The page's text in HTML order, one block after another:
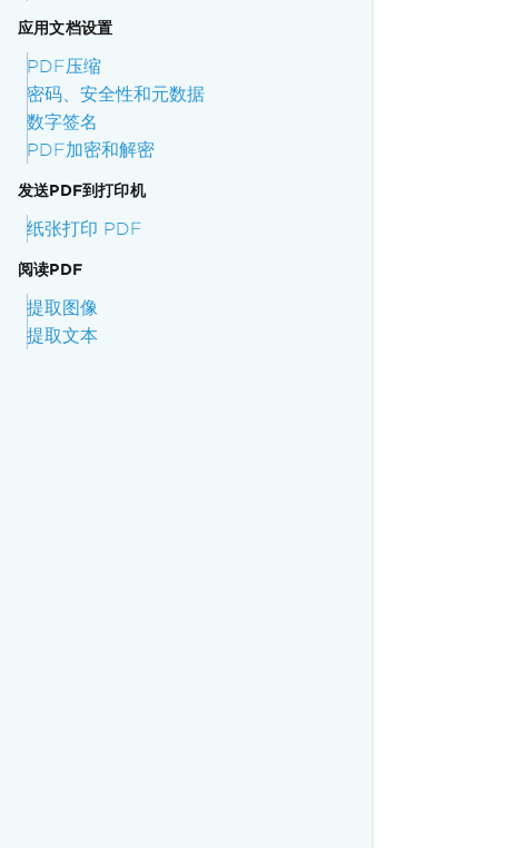
应用文档设置
PDF压缩
密码、安全性和元数据
数字签名
PDF加密和解密
发送PDF到打印机
纸张打印 PDF
阅读PDF
提取图像
提取文本